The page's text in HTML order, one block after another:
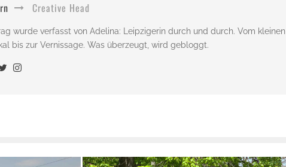
Creative Head
wurde verfasst von Adelina: Leipzigerin durch und durch. Vom kleinen
bis zur Vernissage. Was überzeugt, wird gebloggt.